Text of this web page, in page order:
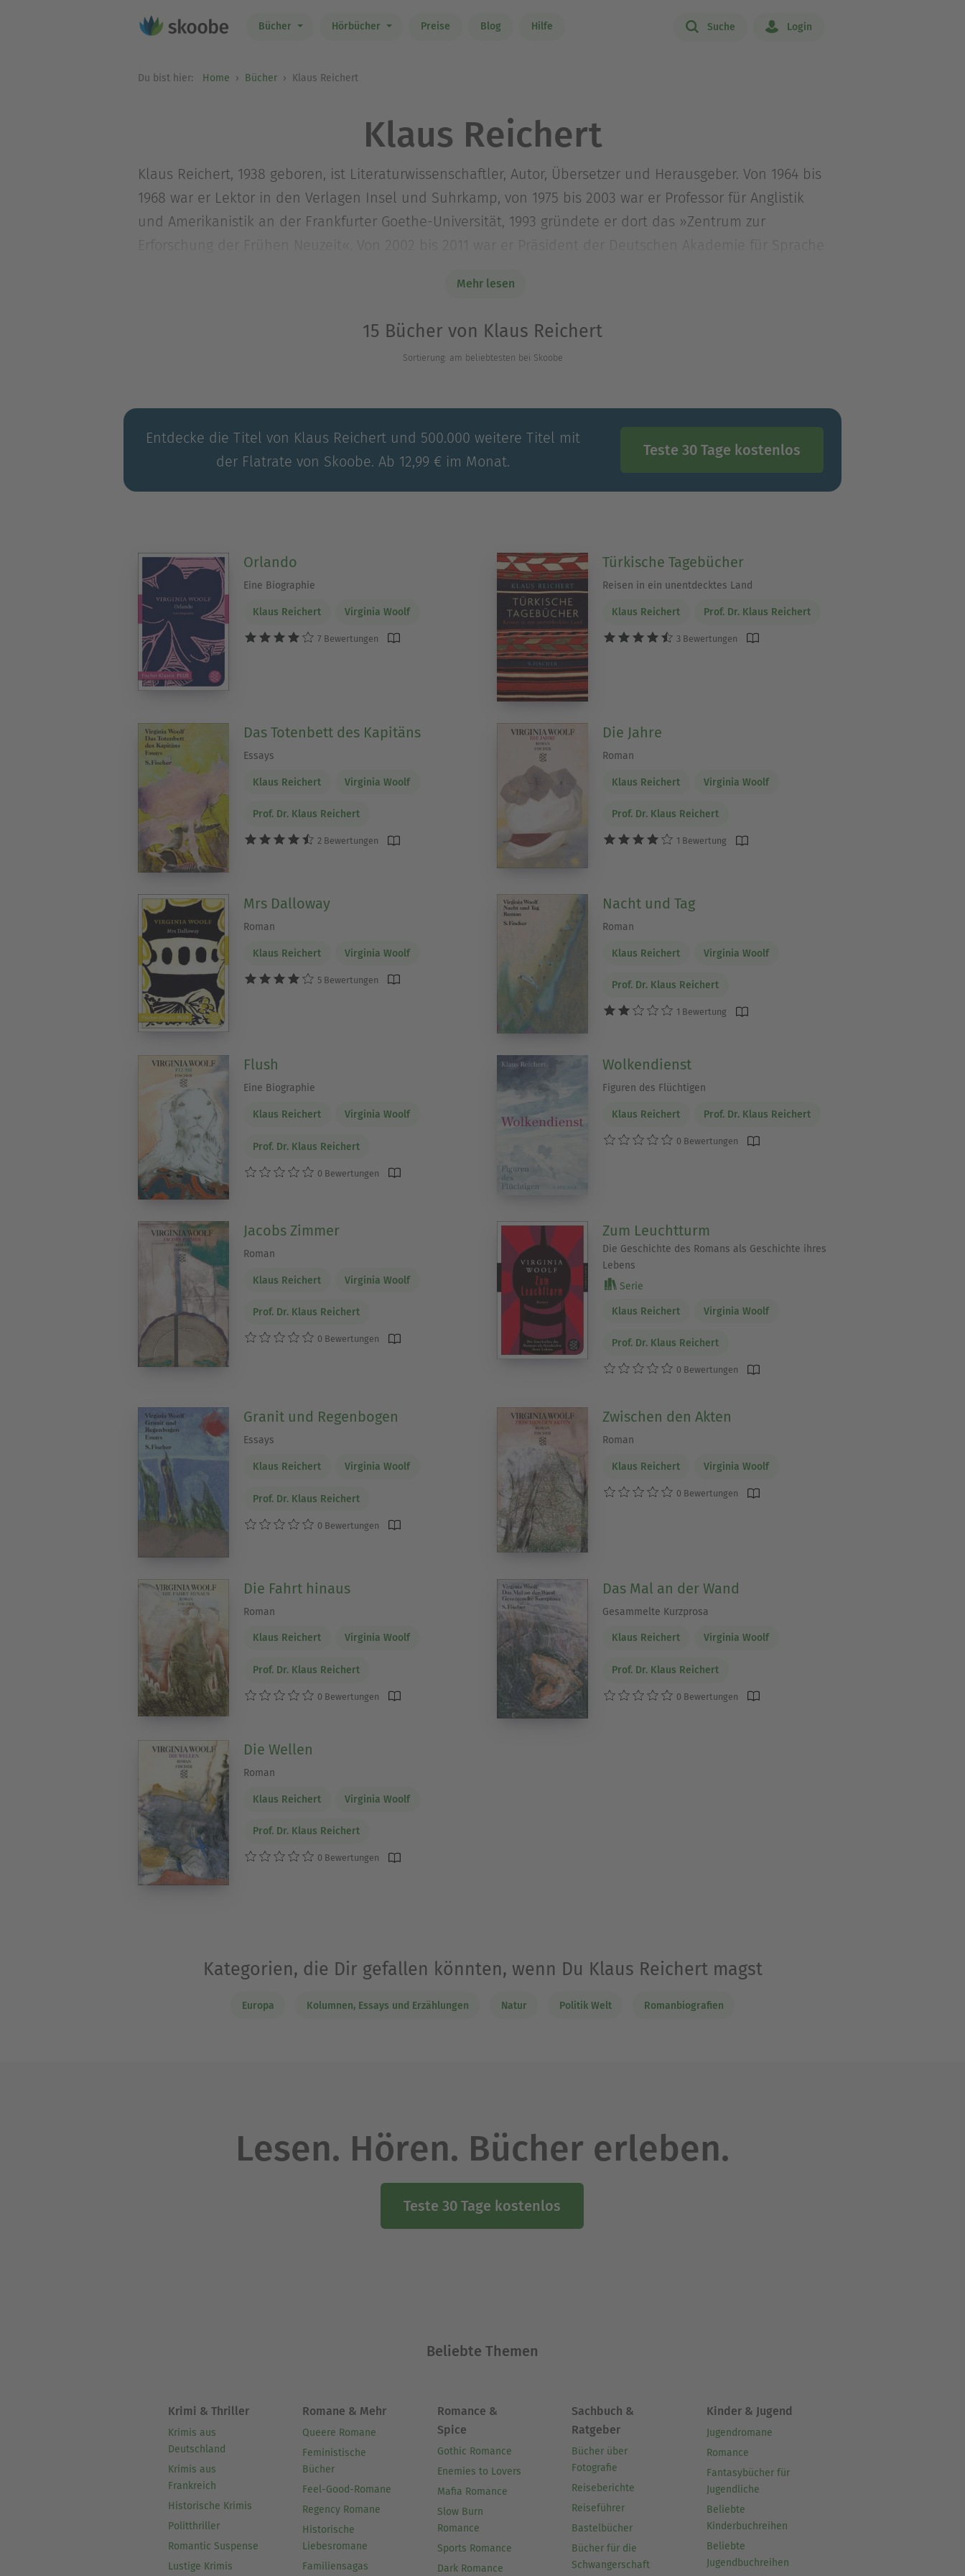
Bücher Hörbücher Preise Blog Hilfe Suche Login
Du bist hier: Home Bücher Klaus Reichert
Klaus Reichert
Klaus Reichert, 1938 geboren, ist Literaturwissenschaftler, Autor, Übersetzer und Herausgeber. Von 1964 bis
1968 war er Lektor in den Verlagen Insel und Suhrkamp, von 1975 bis 2003 war er Professor für Anglistik
und Amerikanistik an der Frankfurter Goethe-Universität, 1993 gründete er dort das »Zentrum zur
Erforschung der Frühen Neuzeit«. Von 2002 bis 2011 war er Präsident der Deutschen Akademie für Sprache
(2011) und »Wolkendienst. Figuren des Flüchtigen« (2016).
Mehr lesen
15 Bücher von Klaus Reichert
Sortierung: am beliebtesten bei Skoobe
Entdecke die Titel von Klaus Reichert und 500.000 weitere Titel mit
der Flatrate von Skoobe. Ab 12,99 € im Monat.
Teste 30 Tage kostenlos
Orlando
Eine Biographie
Klaus Reichert Virginia Woolf
7 Bewertungen
Türkische Tagebücher
Reisen in ein unentdecktes Land
Klaus Reichert Prof. Dr. Klaus Reichert
3 Bewertungen
Das Totenbett des Kapitäns
Essays
Klaus Reichert Virginia Woolf
Prof. Dr. Klaus Reichert
2 Bewertungen
Die Jahre
Roman
Klaus Reichert Virginia Woolf
Prof. Dr. Klaus Reichert
1 Bewertung
Mrs Dalloway
Roman
Klaus Reichert Virginia Woolf
5 Bewertungen
Nacht und Tag
Roman
Klaus Reichert Virginia Woolf
Prof. Dr. Klaus Reichert
1 Bewertung
Flush
Eine Biographie
Klaus Reichert Virginia Woolf
Prof. Dr. Klaus Reichert
0 Bewertungen
Wolkendienst
Figuren des Flüchtigen
Klaus Reichert Prof. Dr. Klaus Reichert
0 Bewertungen
Jacobs Zimmer
Roman
Klaus Reichert Virginia Woolf
Prof. Dr. Klaus Reichert
0 Bewertungen
Zum Leuchtturm
Die Geschichte des Romans als Geschichte ihres
Lebens
Serie
Klaus Reichert Virginia Woolf
Prof. Dr. Klaus Reichert
0 Bewertungen
Granit und Regenbogen
Essays
Klaus Reichert Virginia Woolf
Prof. Dr. Klaus Reichert
0 Bewertungen
Zwischen den Akten
Roman
Klaus Reichert Virginia Woolf
0 Bewertungen
Die Fahrt hinaus
Roman
Klaus Reichert Virginia Woolf
Prof. Dr. Klaus Reichert
0 Bewertungen
Das Mal an der Wand
Gesammelte Kurzprosa
Klaus Reichert Virginia Woolf
Prof. Dr. Klaus Reichert
0 Bewertungen
Die Wellen
Roman
Klaus Reichert Virginia Woolf
Prof. Dr. Klaus Reichert
0 Bewertungen
Kategorien, die Dir gefallen könnten, wenn Du Klaus Reichert magst
Europa Kolumnen, Essays und Erzählungen Natur Politik Welt Romanbiografien
Lesen. Hören. Bücher erleben.
Teste 30 Tage kostenlos
Beliebte Themen
Krimi & Thriller
Krimis aus
Deutschland
Krimis aus
Frankreich
Historische Krimis
Politthriller
Romantic Suspense
Lustige Krimis
Romane & Mehr
Queere Romane
Feministische
Bücher
Feel-Good-Romane
Regency Romane
Historische
Liebesromane
Familiensagas
Romance &
Spice
Gothic Romance
Enemies to Lovers
Mafia Romance
Slow Burn
Romance
Sports Romance
Dark Romance
Sachbuch &
Ratgeber
Bücher über
Fotografie
Reiseberichte
Reiseführer
Bastelbücher
Bücher für die
Schwangerschaft
Kinder & Jugend
Jugendromane
Romance
Fantasybücher für
Jugendliche
Beliebte
Kinderbuchreihen
Beliebte
Jugendbuchreihen